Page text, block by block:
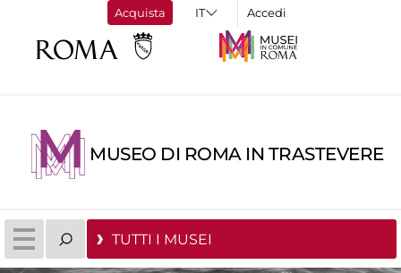
Acquista Accedi
MUSEO DI ROMA IN TRASTEVERE
TUTTI I MUSEI